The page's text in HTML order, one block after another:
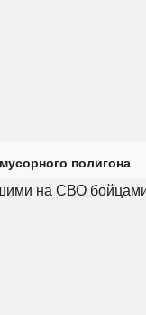
полигона